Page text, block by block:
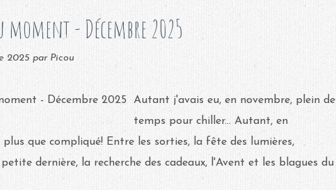
- Décembre 2025
2025 par Picou
Autant j'avais eu, en novembre, plein de
temps pour chiller... Autant, en
que compliqué! Entre les sorties, la fête des lumières,
dernière, la recherche des cadeaux, l'Avent et les blagues du